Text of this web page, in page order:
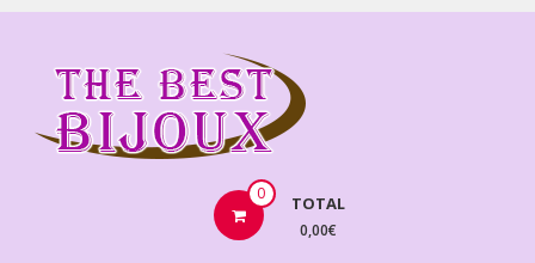
Aller
contenu
0 TOTAL
0,00€